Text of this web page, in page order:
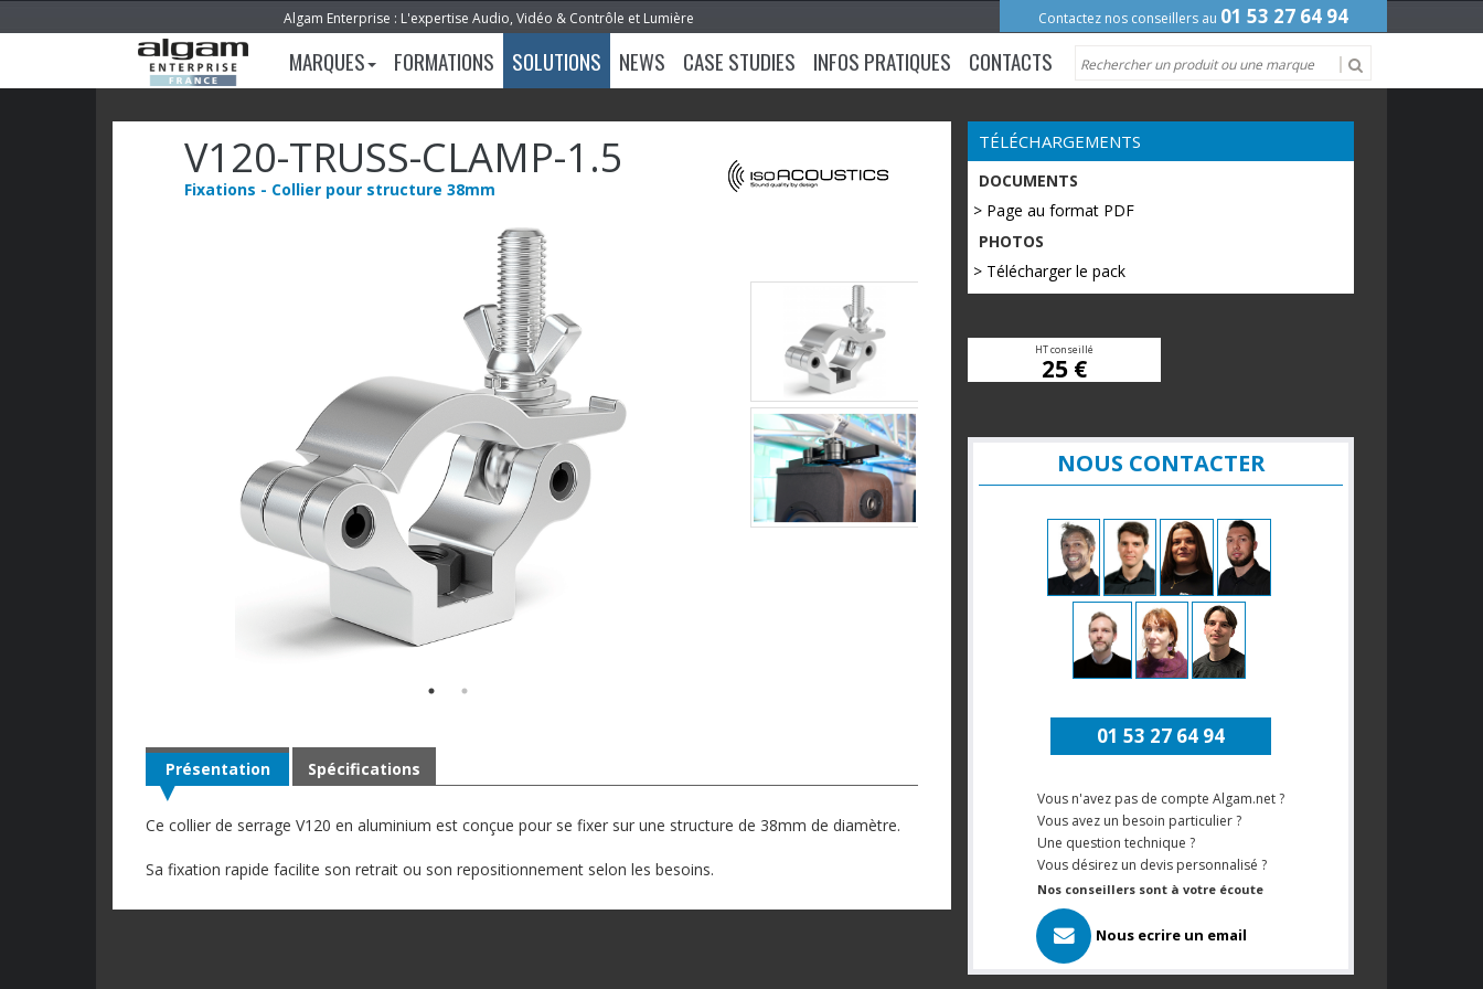
Algam Enterprise : L'expertise Audio, Vidéo & Contrôle et Lumière Contactez nos conseillers au 01 53 27 64 94
MARQUES FORMATIONS SOLUTIONS NEWS CASE STUDIES INFOS PRATIQUES CONTACTS
V120-TRUSS-CLAMP-1.5
Fixations - Collier pour structure 38mm
Présentation
Ce collier de serrage V120 en aluminium est conçue pour se fixer sur une structure de 38mm de diamètre.
Sa fixation rapide facilite son retrait ou son repositionnement selon les besoins.
Spécifications
TÉLÉCHARGEMENTS
DOCUMENTS
> Page au format PDF
PHOTOS
> Télécharger le pack
HT conseillé
25 €
NOUS CONTACTER
01 53 27 64 94
Vous n'avez pas de compte Algam.net ?
Vous avez un besoin particulier ?
Une question technique ?
Vous désirez un devis personnalisé ?
Nos conseillers sont à votre écoute
Nous ecrire un email